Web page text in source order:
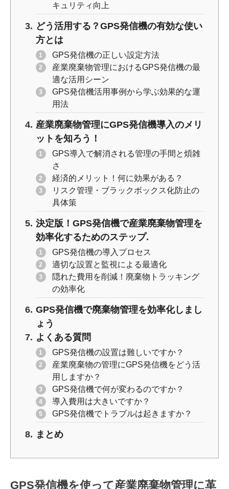
キュリティ向上
どう活用する？GPS発信機の有効な使い
方とは
GPS発信機の正しい設定方法
産業廃棄物管理におけるGPS発信機の最
適な活用シーン
GPS発信機活用事例から学ぶ効果的な運
用法
産業廃棄物管理にGPS発信機導入のメリ
ットを知ろう！
GPS導入で解消される管理の手間と煩雑
さ
経済的メリット！何に効果がある？
リスク管理・ブラックボックス化防止の
具体策
決定版！GPS発信機で産業廃棄物管理を
効率化するためのステップ.
GPS発信機の導入プロセス
適切な設置と監視による最適化
隠れた費用を削減！廃棄物トラッキング
の効率化
GPS発信機で廃棄物管理を効率化しまし
ょう
よくある質問
GPS発信機の設置は難しいですか？
産業廃棄物の管理にGPS発信機をどう活
用しますか？
GPS発信機で何が変わるのですか？
導入費用は大きいですか？
GPS発信機でトラブルは起きますか？
まとめ
GPS発信機を使って産業廃棄物管理に革